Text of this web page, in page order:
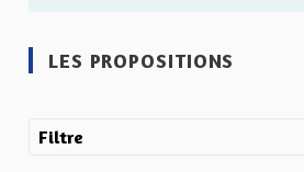
LES PROPOSITIONS
Filtre